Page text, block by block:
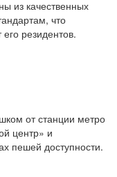
из качественных
что
резидентов.
от станции метро
центр» и
пешей доступности.